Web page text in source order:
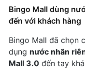
HOLBROOK –
DÙNG NƯỚC
LƯỢC
NƯỚC TÀI TRỢ
THƯƠNG HIỆU
Bingo Mall dùng
đến với khách hàng
Bingo Mall đã chọn
dụng nước nhãn
Mall 3.0 đến tay